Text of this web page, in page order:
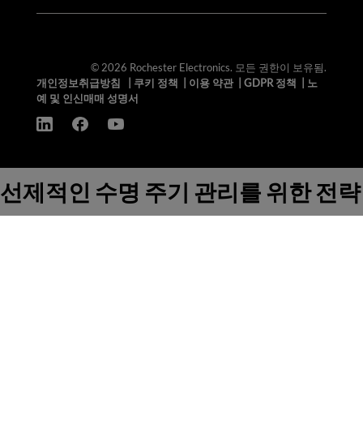
© 2026 Rochester Electronics. 모든 권한이 보유됨.
개인정보취급방침
쿠키 정책 이용 약관| GDPR 정책
노
예 및 인신매매 성명서
선제적인 수명 주기 관리를 위한 전략